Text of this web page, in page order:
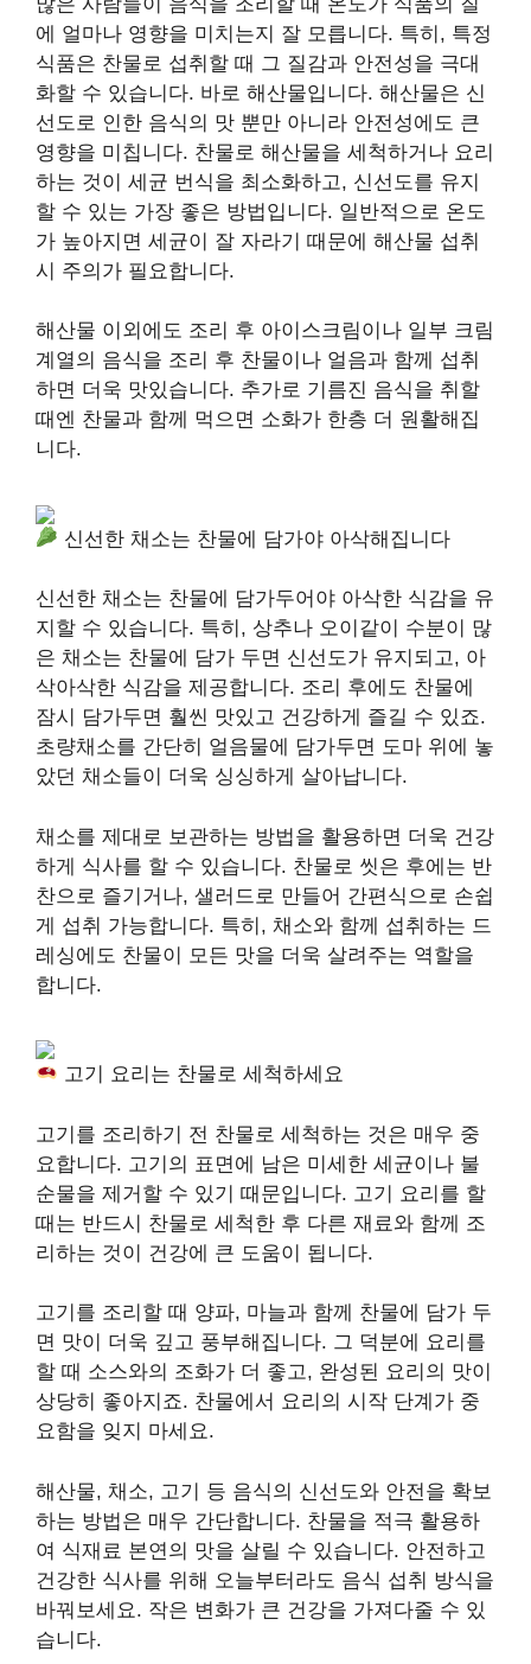
에 얼마나 영향을 미치는지 잘 모릅니다. 특히, 특정
식품은 찬물로 섭취할 때 그 질감과 안전성을 극대
화할 수 있습니다. 바로 해산물입니다. 해산물은 신
선도로 인한 음식의 맛 뿐만 아니라 안전성에도 큰
영향을 미칩니다. 찬물로 해산물을 세척하거나 요리
하는 것이 세균 번식을 최소화하고, 신선도를 유지
할 수 있는 가장 좋은 방법입니다. 일반적으로 온도
가 높아지면 세균이 잘 자라기 때문에 해산물 섭취
시 주의가 필요합니다.
해산물 이외에도 조리 후 아이스크림이나 일부 크림
계열의 음식을 조리 후 찬물이나 얼음과 함께 섭취
하면 더욱 맛있습니다. 추가로 기름진 음식을 취할
때엔 찬물과 함께 먹으면 소화가 한층 더 원활해집
니다.
신선한 채소는 찬물에 담가야 아삭해집니다
신선한 채소는 찬물에 담가두어야 아삭한 식감을 유
지할 수 있습니다. 특히, 상추나 오이같이 수분이 많
은 채소는 찬물에 담가 두면 신선도가 유지되고, 아
삭아삭한 식감을 제공합니다. 조리 후에도 찬물에
잠시 담가두면 훨씬 맛있고 건강하게 즐길 수 있죠.
초량채소를 간단히 얼음물에 담가두면 도마 위에 놓
았던 채소들이 더욱 싱싱하게 살아납니다.
채소를 제대로 보관하는 방법을 활용하면 더욱 건강
하게 식사를 할 수 있습니다. 찬물로 씻은 후에는 반
찬으로 즐기거나, 샐러드로 만들어 간편식으로 손쉽
게 섭취 가능합니다. 특히, 채소와 함께 섭취하는 드
레싱에도 찬물이 모든 맛을 더욱 살려주는 역할을
합니다.
고기 요리는 찬물로 세척하세요
고기를 조리하기 전 찬물로 세척하는 것은 매우 중
요합니다. 고기의 표면에 남은 미세한 세균이나 불
순물을 제거할 수 있기 때문입니다. 고기 요리를 할
때는 반드시 찬물로 세척한 후 다른 재료와 함께 조
리하는 것이 건강에 큰 도움이 됩니다.
고기를 조리할 때 양파, 마늘과 함께 찬물에 담가 두
면 맛이 더욱 깊고 풍부해집니다. 그 덕분에 요리를
할 때 소스와의 조화가 더 좋고, 완성된 요리의 맛이
상당히 좋아지죠. 찬물에서 요리의 시작 단계가 중
요함을 잊지 마세요.
해산물, 채소, 고기 등 음식의 신선도와 안전을 확보
하는 방법은 매우 간단합니다. 찬물을 적극 활용하
여 식재료 본연의 맛을 살릴 수 있습니다. 안전하고
건강한 식사를 위해 오늘부터라도 음식 섭취 방식을
바꿔보세요. 작은 변화가 큰 건강을 가져다줄 수 있
습니다.